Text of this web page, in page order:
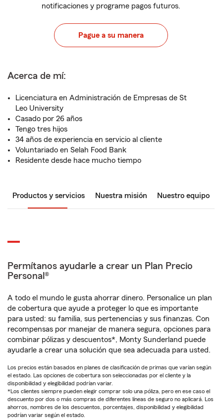
notificaciones y programe pagos futuros.
Pague a su manera
Acerca de mí:
Licenciatura en Administración de Empresas de St
Leo University
Casado por 26 años
Tengo tres hijos
34 años de experiencia en servicio al cliente
Voluntariado en Selah Food Bank
Residente desde hace mucho tiempo
Productos y servicios Nuestra misión Nuestro equipo
Permítanos ayudarle a crear un Plan Precio
Personal®
A todo el mundo le gusta ahorrar dinero. Personalice un plan
de cobertura que ayude a proteger lo que es importante
para usted: su familia, sus pertenencias y sus finanzas. Con
recompensas por manejar de manera segura, opciones para
combinar pólizas y descuentos*, Monty Sunderland puede
ayudarle a crear una solución que sea adecuada para usted.
Los precios están basados en planes de clasificación de primas que varían según
el estado. Las opciones de cobertura son seleccionadas por el cliente y la
disponibilidad y elegibilidad podrían variar.
*Los clientes siempre pueden elegir comprar solo una póliza, pero en ese caso el
descuento por dos o más compras de diferentes líneas de seguro no aplicará. Los
ahorros, nombres de los descuentos, porcentajes, disponibilidad y elegibilidad
podrían variar según el estado.